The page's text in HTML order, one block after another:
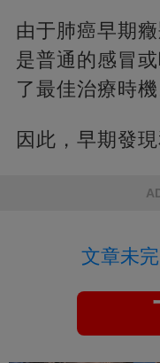
由于肺癌早期
是普通的感冒
了最佳治療時機
因此，早期發
文章未